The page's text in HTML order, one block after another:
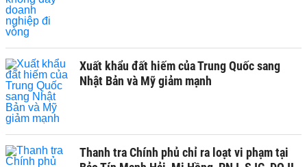
Xuất khẩu đất hiếm của Trung Quốc sang
Nhật Bản và Mỹ giảm mạnh
Thanh tra Chính phủ chỉ ra loạt vi phạm tại